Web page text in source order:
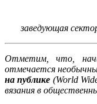
заведующая
Отметим, что,
отмечается
на публике (World
вязания в